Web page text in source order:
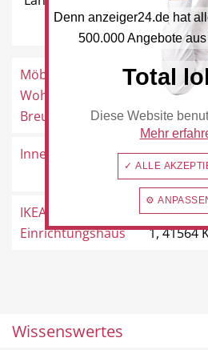
Beauty & Wellness Auto
Möblierte
Wohnungen Bärbel
Breuer
Innenleben
IKEA Möbel &
Einrichtungshaus
Hans-
1, 41564
Wissenswertes
Denn anzeiger24.de hat
500.000 Angebote
Total
Diese Website
Mehr
✓ ALLE
⚙